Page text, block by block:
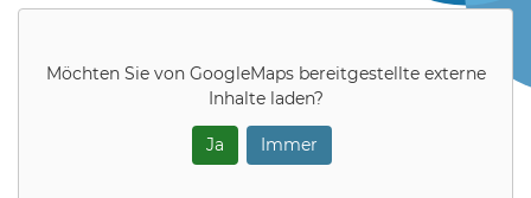
Möchten Sie von GoogleMapsbereitgestellte externe
Inhalte laden?
Ja Immer